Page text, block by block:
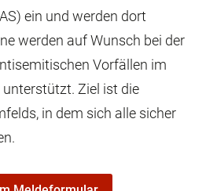
ein und werden dort
werden auf Wunsch bei der
Vorfällen im
Ziel ist die
in dem sich alle sicher